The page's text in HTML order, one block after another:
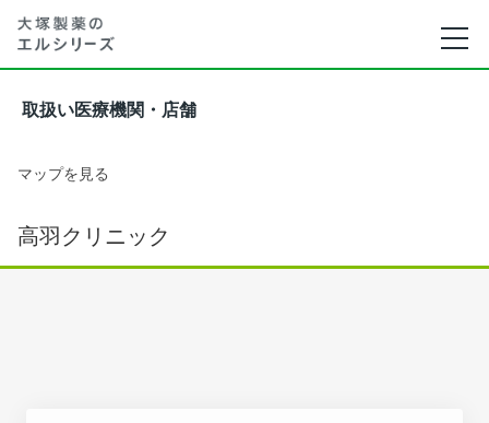
取扱い医療機関・店舗
マップを見る
高羽クリニック